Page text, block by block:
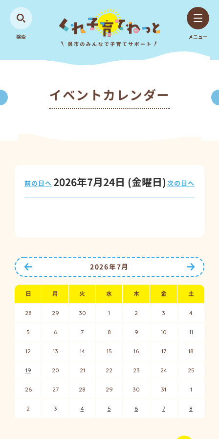
検索 メニュー
イベントカレンダー
2026年7月24日 (金曜日)
前の日へ 次の日へ
次の月
2026年7月
日 月 火 水 木 金 土
28 29 30 1 2 3 4
5 6 7 8 9 10 11
12 13 14 15 16 17 18
19 20 21 22 23 24 25
26 27 28 29 30 31 1
2 3 4 5 6 7 8